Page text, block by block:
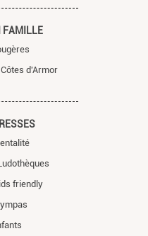
FAMILLE
d'Armor
friendly